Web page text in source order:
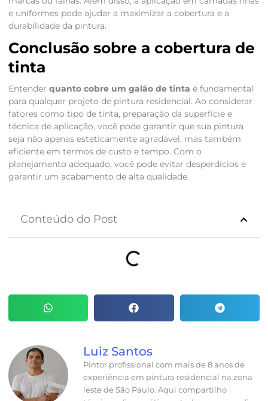
e uniformes pode ajudar a maximizar a cobertura e a
durabilidade da pintura.
Conclusão sobre a cobertura de
tinta
Entender quanto cobre um galão de tinta é fundamental
para qualquer projeto de pintura residencial. Ao considerar
fatores como tipo de tinta, preparação da superfície e
técnica de aplicação, você pode garantir que sua pintura
seja não apenas esteticamente agradável, mas também
eficiente em termos de custo e tempo. Com o
planejamento adequado, você pode evitar desperdícios e
garantir um acabamento de alta qualidade.
Conteúdo do Post
Luiz Santos
Pintor profissional com mais de 8 anos de
experiência em pintura residencial na zona
leste de São Paulo. Aqui compartilho